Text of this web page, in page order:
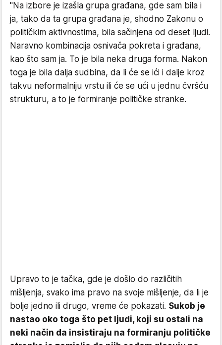
"Na izbore je izašla grupa građana, gde sam bila i
ja, tako da ta grupa građana je, shodno Zakonu o
političkim aktivnostima, bila sačinjena od deset ljudi.
Naravno kombinacija osnivača pokreta i građana,
kao što sam ja. To je bila neka druga forma. Nakon
toga je bila dalja sudbina, da li će se ići i dalje kroz
takvu neformalniju vrstu ili će se ući u jednu čvršću
strukturu, a to je formiranje političke stranke.
Upravo to je tačka, gde je došlo do različitih
mišljenja, svako ima pravo na svoje mišljenje, da li je
bolje jedno ili drugo, vreme će pokazati. Sukob je
nastao oko toga što pet ljudi, koji su ostali na
neki način da insistiraju na formiranju političke